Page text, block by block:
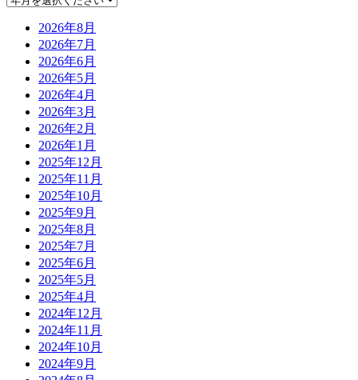
2026年8月
2026年7月
2026年6月
2026年5月
2026年4月
2026年3月
2026年2月
2026年1月
2025年12月
2025年11月
2025年10月
2025年9月
2025年8月
2025年7月
2025年6月
2025年5月
2025年4月
2024年12月
2024年11月
2024年10月
2024年9月